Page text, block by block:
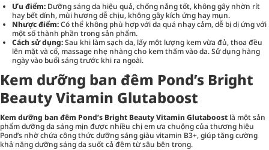
Ưu điểm: Dưỡng sáng da hiệu quả, chống nắng tốt, không gây nhờn rít
hay bết dính, mùi hương dễ chịu, không gây kích ứng hay mụn.
Nhược điểm:Có thể không phù hợp với da quá nhạy cảm, dễ bị dị ứng với
một số thành phần trong sản phẩm.
Cách sử dụng:Sau khi làm sạch da, lấy một lượng kem vừa đủ, thoa đều
lên mặt và cổ, massage nhẹ nhàng cho kem thấm vào da. Sử dụng hàng
ngày vào buổi sáng trước khi ra ngoài.
Kem dưỡng ban đêm Pond’s Bright
Beauty Vitamin Glutaboost
Kem dưỡng ban đêm Pond’s Bright Beauty Vitamin Glutaboost là một sản
phẩm dưỡng da sáng mịn được nhiều chị em ưa chuộng của thương hiệu
Pond’s nhờ chứa công thức dưỡng sáng giàu vitamin B3+, giúp tăng cường
khả năng dưỡng sáng da suốt cả đêm từ sâu bên trong.